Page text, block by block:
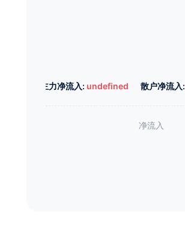
主力净流入: undefined 散户净流入: